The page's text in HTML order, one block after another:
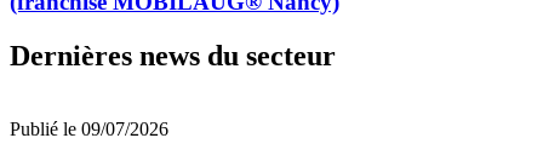
Dernières news du secteur
Publié le 09/07/2026